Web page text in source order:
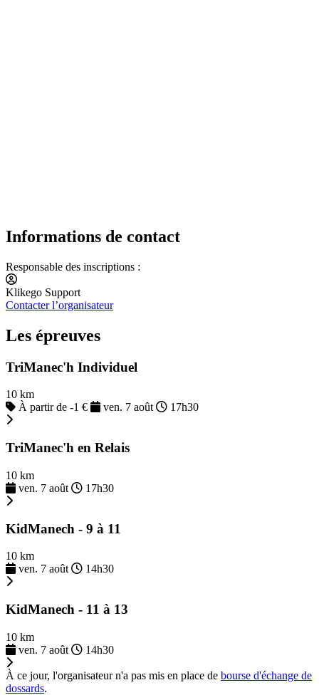
Informations de contact
Responsable des inscriptions :
Klikego Support
Contacter l’organisateur
Les épreuves
TriManec'h Individuel
10 km
À partir de -1 €
ven. 7 août 17h30
TriManec'h en Relais
10 km
ven. 7 août
17h30
KidManech - 9 à 11
10 km
ven. 7 août
14h30
KidManech - 11 à 13
10 km
ven. 7 août
14h30
À ce jour, l'organisateur n'a pas mis en place de bourse d'échange de
dossards.